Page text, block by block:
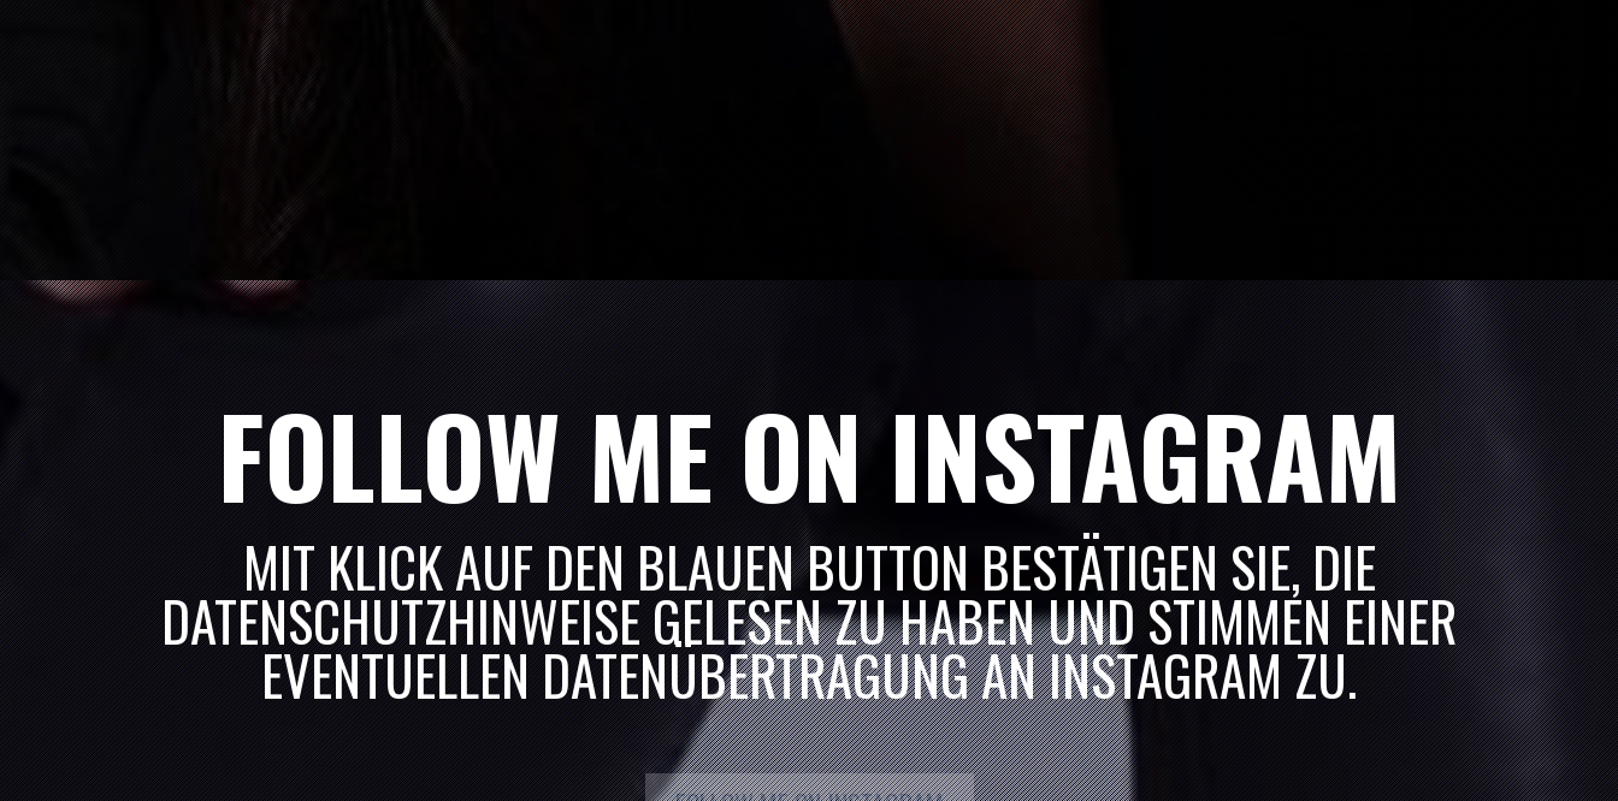
FEBRUAR, 2027
03:00 P.M.
VALENTINSGOTTESDIENST
JUNI, 2027
05:30 P.M.
70. GEBURTSTAGSPARTY MARTIN
02:00 P.M.
JULI, 2027
BALINGEN A.K. HOCHZEIT „TREFZER“ “ SOLD OUT
17
JULI, 2027
05:30 P.M.
HORBEN HOCHZEITSFEIER „DANI & ALEX“ “ SOLD OUT
25
SEPTEMBER, 2027
02:00 P.M.
RIEDERN AM WALD HOCHZEIT „MATT“ “ SOLD OUT
FOLLOW ME ON INSTAGRAM
MIT KLICK AUF DEN BLAUEN BUTTON BESTÄTIGEN SIE, DIE
DATENSCHUTZHINWEISE GELESEN ZU HABEN UND STIMMEN EINER
EVENTUELLEN DATENÜBERTRAGUNG AN INSTAGRAM ZU.